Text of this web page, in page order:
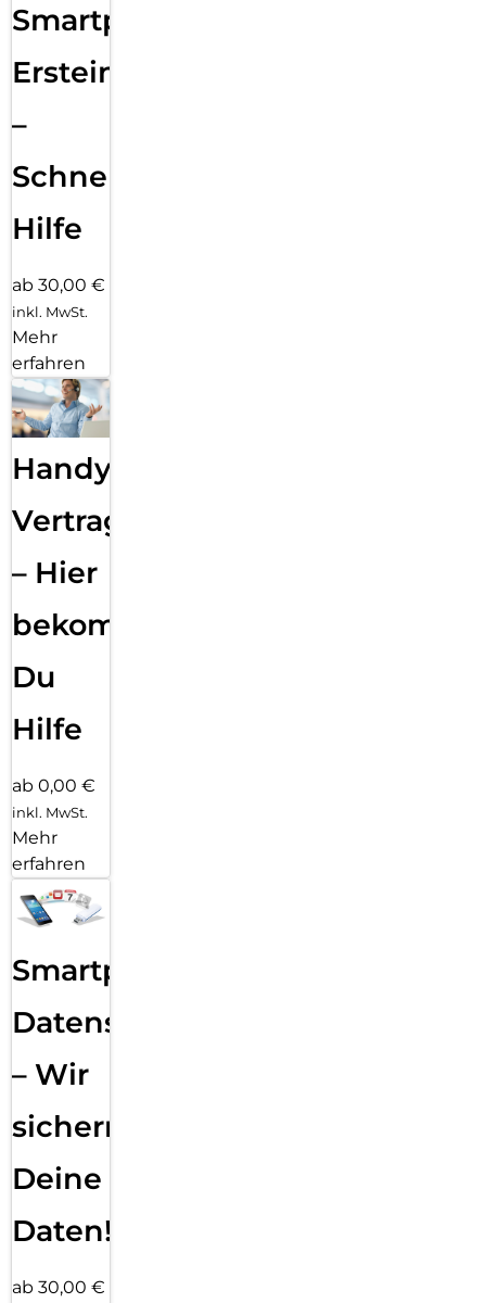
Smartphone
Ersteinrichtung
–
Schnelle
Hilfe
ab 30,00 €
inkl. MwSt.
Mehr
erfahren
Handy
Vertragsabwicklung
– Hier
bekommst
Du
Hilfe
ab 0,00 €
inkl. MwSt.
Mehr
erfahren
Smartphone
Datensicherung
– Wir
sichern
Deine
Daten!
ab 30,00 €